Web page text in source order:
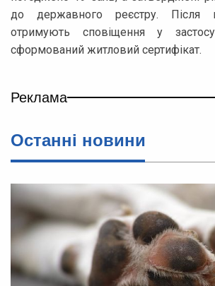
до державного реєстру. Після
отримують сповіщення у
сформований житловий сертифікат.
Реклама
Останні новини